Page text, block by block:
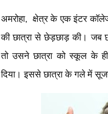
अमरोहा, क्षेत्र के एक इंटर
की छात्रा से छेड़छाड़ की। जब
तो उसने छात्रा को स्कूल के
दिया। इससे छात्रा के गले में